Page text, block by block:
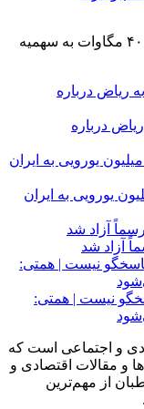
معاون وزیر صمت، گفت: مقرر شد ۳۰۰ تا ۴۰۰ مگاوات به سهمیه
درباره
یورویی به ایران
آزاد شد
نیست | همتی:
و اجتماعی است که
و مقالات اقتصادی و
از مهم‌ترین